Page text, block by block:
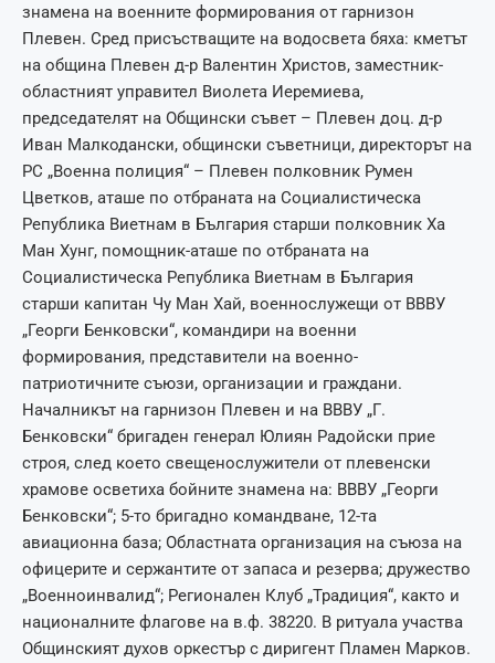
знамена на военните формирования от гарнизон
Плевен. Сред присъстващите на водосвета бяха: кметът
на община Плевен д-р Валентин Христов, заместник-
областният управител Виолета Иеремиева,
председателят на Общински съвет – Плевен доц. д-р
Иван Малкодански, общински съветници, директорът на
РС „Военна полиция“ – Плевен полковник Румен
Цветков, аташе по отбраната на Социалистическа
Република Виетнам в България старши полковник Ха
Ман Хунг, помощник-аташе по отбраната на
Социалистическа Република Виетнам в България
старши капитан Чу Ман Хай, военнослужещи от ВВВУ
„Георги Бенковски“, командири на военни
формирования, представители на военно-
патриотичните съюзи, организации и граждани.
Началникът на гарнизон Плевен и на ВВВУ „Г.
Бенковски“ бригаден генерал Юлиян Радойски прие
строя, след което свещенослужители от плевенски
храмове осветиха бойните знамена на: ВВВУ „Георги
Бенковски“; 5-то бригадно командване, 12-та
авиационна база; Областната организация на съюза на
офицерите и сержантите от запаса и резерва; дружество
„Военноинвалид“; Регионален Клуб „Традиция“, както и
националните флагове на в.ф. 38220. В ритуала участва
Общинският духов оркестър с диригент Пламен Марков.